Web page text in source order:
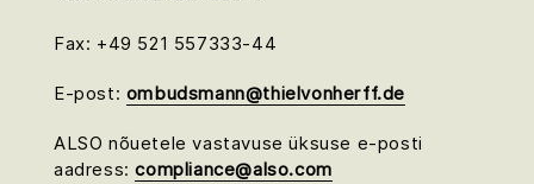
Fax: +49 521 557333-44
E-post: ombudsmann@thielvonherff.de
ALSO nõuetele vastavuse üksuse e-posti
aadress:compliance@also.com